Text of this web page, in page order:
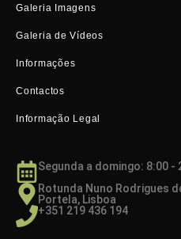
Galeria Imagens
Galeria de Vídeos
Informações
Contactos
Informação Legal
Segunda a domingo: 8:00 -
Rotunda Nuno Rodrigues
Portela, Lisboa
+351 219 436 194